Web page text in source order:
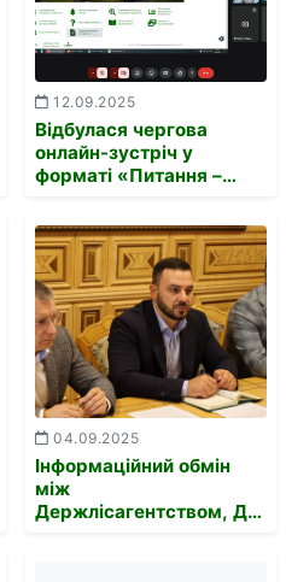
12.09.2025
Відбулася чергова
онлайн-зустріч у
форматі «Питання –
ДП «ЛІАЦ» для
представників
деревообробного
бізнесу та
лісокористувачів-
експортерів.
04.09.2025
Інформаційний обмін
між
Держлісагентством, ДП